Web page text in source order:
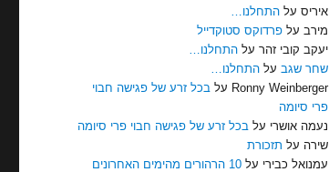
איריס עלהתחלנו…
מירב עלפרדוקס סטוקדייל
יעקב קובי זהר עלהתחלנו…
שחר שגב עלהתחלנו…
Ronny Weinberger עלבכל זרע של פגישה חבוי
פרי סיומה
נעמה אושרי עלבכל זרע של פגישה חבוי פרי סיומה
שירה על תזכורת
עמנואל כבירי על
10 הרהורים מהימים האחרונים